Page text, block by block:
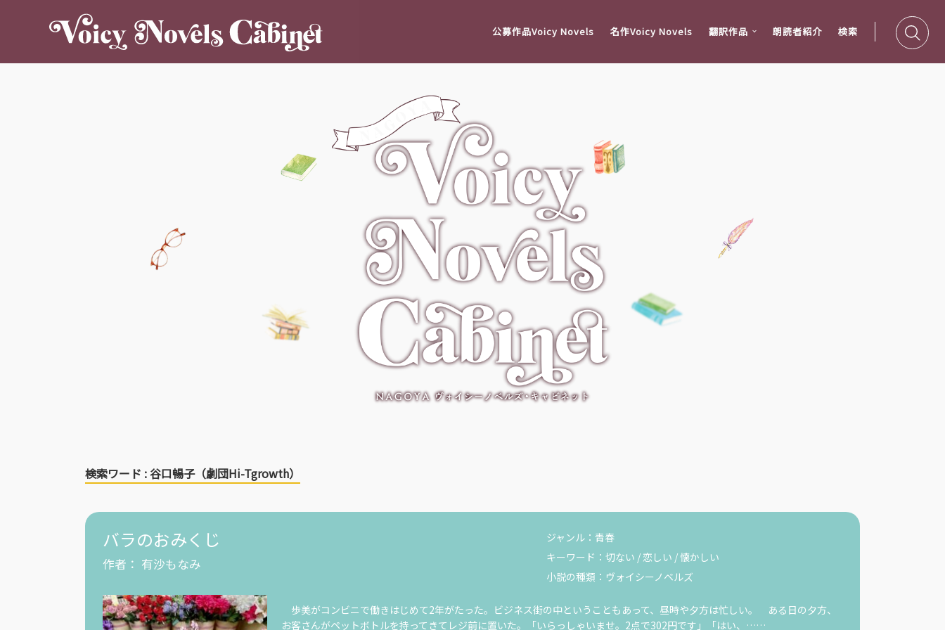
公募作品Voicy Novels 名作Voicy Novels 翻訳作品 朗読者紹介 検索
検索ワード : 谷口暢子（劇団Hi-Tgrowth）
バラのおみくじ
作者： 有沙もなみ
ジャンル：青春
キーワード：切ない / 恋しい /懐かしい
小説の種類： ヴォイシーノベルズ
歩美がコンビニで働きはじめて2年がたった。ビジネス街の中ということもあって、昼時や夕方は忙しい。 ある日の夕方、
お客さんがペットボトルを持ってきてレジ前に置いた。「いらっしゃいませ。2点で302円です」「はい、……